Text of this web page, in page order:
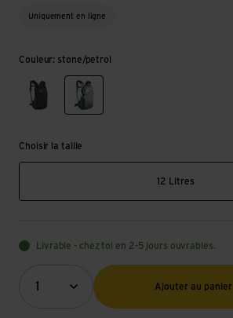
Uniquement en ligne
Couleur: stone/petrol
stone/petrol
Choisir la taille
12 Litres
Livrable - chez toi en 2-5 jours ouvrables.
1
Quantité (optionnel)
Ajouter au panier